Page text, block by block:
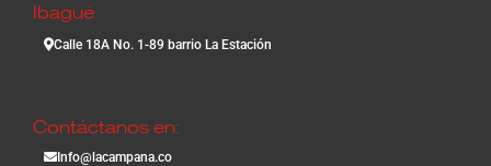
Ibagué
Calle 18A No. 1-89 barrio La Estación
Contáctanos en:
Info@lacampana.co